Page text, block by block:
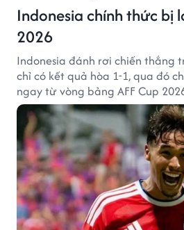
Indonesia chính thức bị
2026
Indonesia đánh rơi chiến thắng
chỉ có kết quả hòa 1-1, qua đó
ngay từ vòng bảng AFF Cup